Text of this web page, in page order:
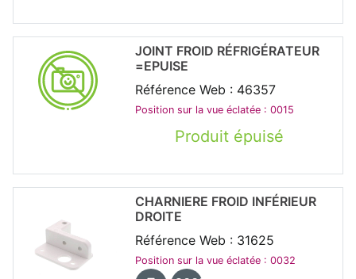
Produit épuisé
JOINT FROID RÉFRIGÉRATEUR
=EPUISE
Référence Web : 46357
Position sur la vue éclatée : 0015
CHARNIERE FROID INFÉRIEUR
DROITE
Référence Web : 31625
Position sur la vue éclatée : 0032